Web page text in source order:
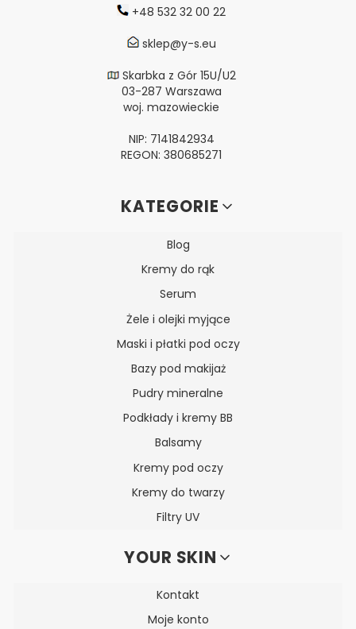
+48 532 32 00 22
sklep@y-s.eu
Skarbka z Gór 15U/U2
03-287 Warszawa
woj. mazowieckie
NIP: 7141842934
REGON: 380685271
Linki w stopceKATEGORIE
Blog
Kremy do rąk
Serum
Żele i olejki myjące
Maski i płatki pod oczy
Bazy pod makijaż
Pudry mineralne
Podkłady i kremy BB
Balsamy
Kremy pod oczy
Kremy do twarzy
Filtry UV
YOUR SKIN
Kontakt
Moje konto